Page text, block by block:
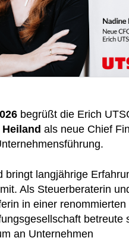
begrüßt die Erich
als neue Chief
bringt langjährige
Als Steuerberaterin
in einer renommierten
betreute
an Unternehmen